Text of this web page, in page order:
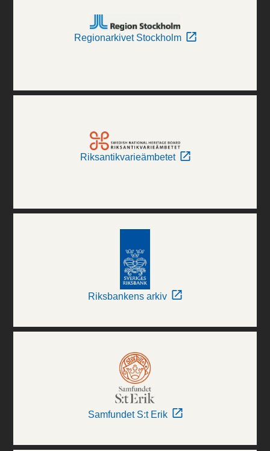
Regionarkivet Stockholm
Riksantikvarieämbetet
Riksbankens arkiv
Samfundet S:t Erik